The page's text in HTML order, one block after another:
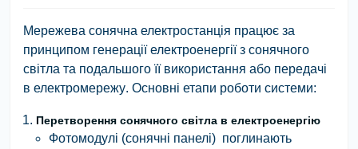
Мережева сонячна електростанція працює за
принципом генерації електроенергії з сонячного
світла та подальшого її використання або передачі
в електромережу. Основні етапи роботи системи:
Перетворення сонячного світла в електроенергію
Фотомодулі (сонячні панелі) поглинають